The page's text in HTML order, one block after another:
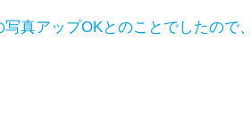
真アップOKとのことでしたので